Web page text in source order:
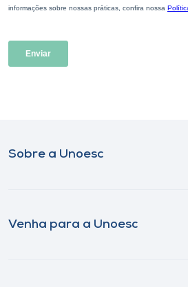
Sobre a Unoesc
Venha para a Unoesc